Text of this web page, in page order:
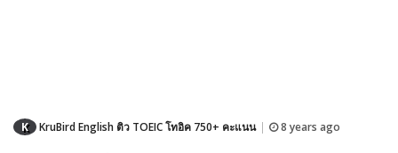
K KruBird English ติว TOEIC โทอิค 750+ คะแนน 8 years ago